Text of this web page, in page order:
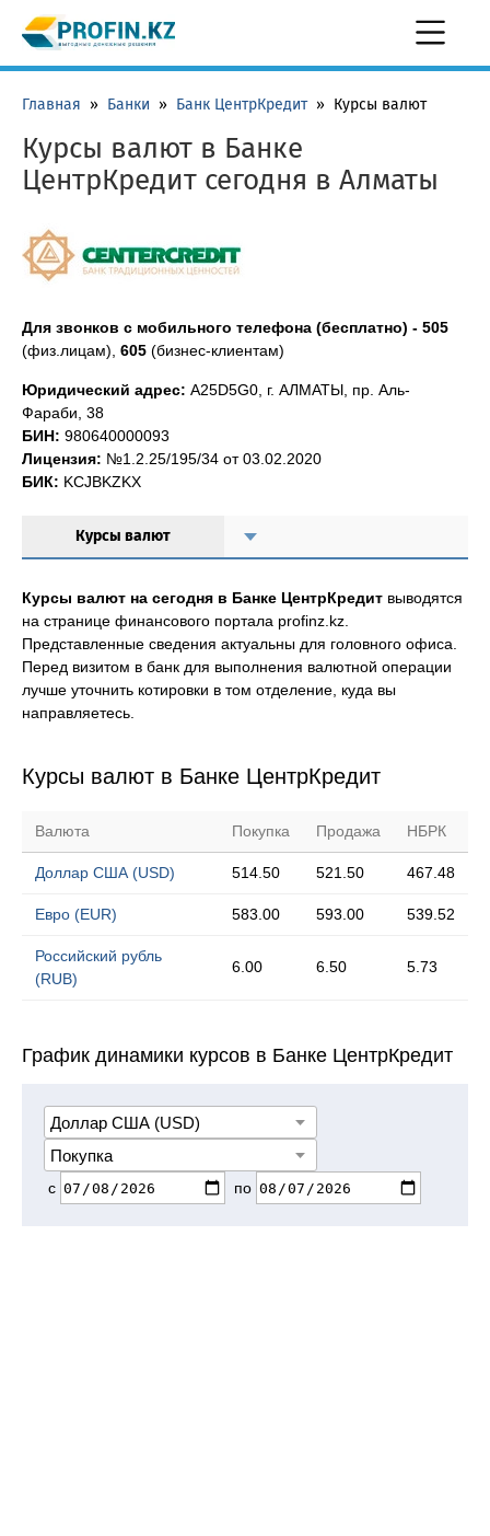
Главная » Банки » Банк ЦентрКредит » Курсы валют
Курсы валют в Банке
ЦентрКредит сегодня в Алматы
Для звонков с мобильного телефона (бесплатно) - 505
(физ.лицам), 605 (бизнес-клиентам)
Юридический адрес: A25D5G0, г. АЛМАТЫ, пр. Аль-
Фараби, 38
БИН: 980640000093
Лицензия: №1.2.25/195/34 от 03.02.2020
БИК: KCJBKZKX
Курсы валют
Курсы валют на сегодня в Банке ЦентрКредит выводятся
на странице финансового портала profinz.kz.
Представленные сведения актуальны для головного офиса.
Перед визитом в банк для выполнения валютной операции
лучше уточнить котировки в том отделение, куда вы
направляетесь.
Курсы валют в Банке ЦентрКредит
Валюта Покупка Продажа НБРК
Доллар США (USD) 514.50 521.50 467.48
Евро (EUR) 583.00 593.00 539.52
Российский рубль
(RUB)
6.00 6.50 5.73
График динамики курсов в Банке ЦентрКредит
с по